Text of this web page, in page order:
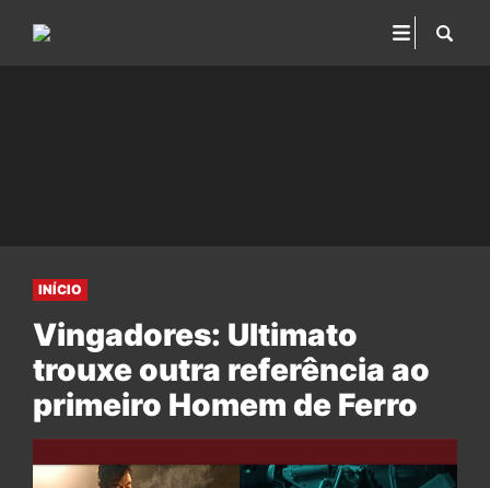
INÍCIO
Vingadores: Ultimato
trouxe outra referência ao
primeiro Homem de Ferro